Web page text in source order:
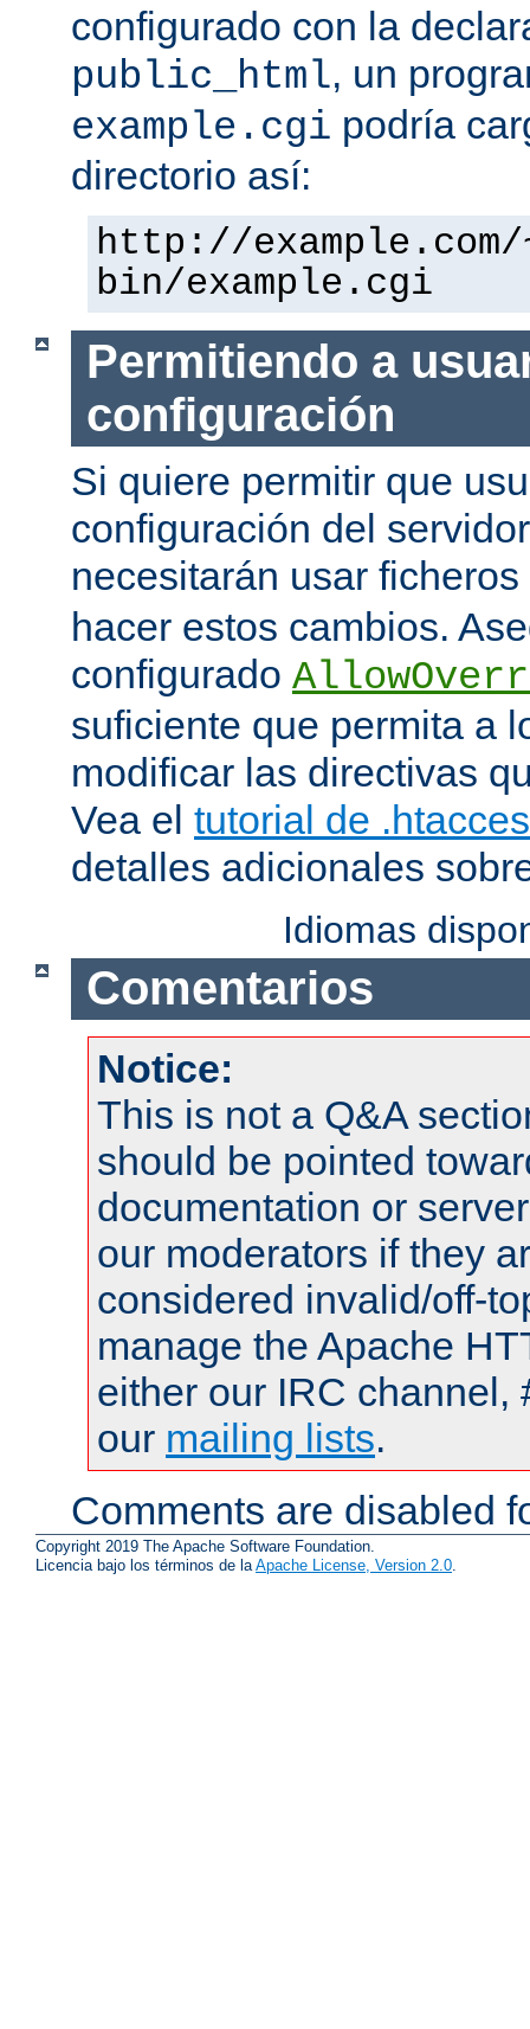
configurado con la
public_html, un
example.cgi podría
directorio así:
http://
bin/example.cgi
Permitiendo a
configuración
Si quiere permitir que
configuración del
necesitarán usar ficheros
hacer estos cambios.
configurado
suficiente que permita a
modificar las directivas
Vea el tutorial de
detalles adicionales
Idiomas
Comentarios
Notice:
This is not a Q&A
should be pointed
documentation or
our moderators if they
considered invalid/off-
manage the Apache
either our IRC channel,
our mailing lists.
Comments are disabled
Copyright 2019 The Apache Software Foundation.
Licencia bajo los términos de laApache License, Version 2.0.